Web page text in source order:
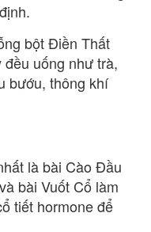
bột Điền Thất
uống như trà,
bướu, thông khí
là bài Cào Đầu
bài Vuốt Cổ làm
tiết hormone để